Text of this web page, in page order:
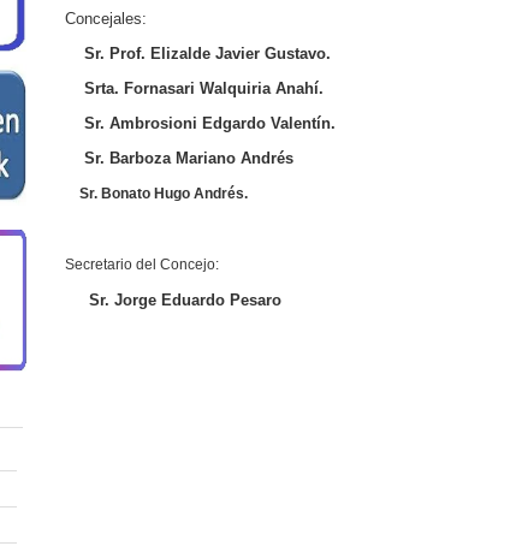
Concejales:
Sr. Prof. Elizalde Javier Gustavo.
Srta. Fornasari Walquiria Anahí.
Sr. Ambrosioni Edgardo Valentín.
Sr. Barboza Mariano Andrés
Sr. Bonato Hugo Andrés.
Secretario del Concejo:
Sr. Jorge Eduardo Pesaro